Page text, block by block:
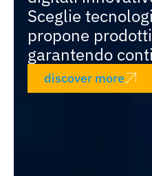
Sceglie
propone
garantendo
discover more